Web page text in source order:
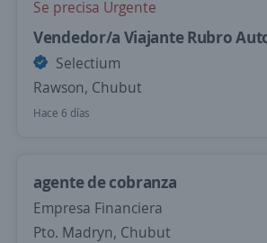
Se precisa Urgente
Vendedor/a Viajante Rubro
Selectium
Rawson, Chubut
Hace 6 días
agente de cobranza
Empresa Financiera
Pto. Madryn, Chubut